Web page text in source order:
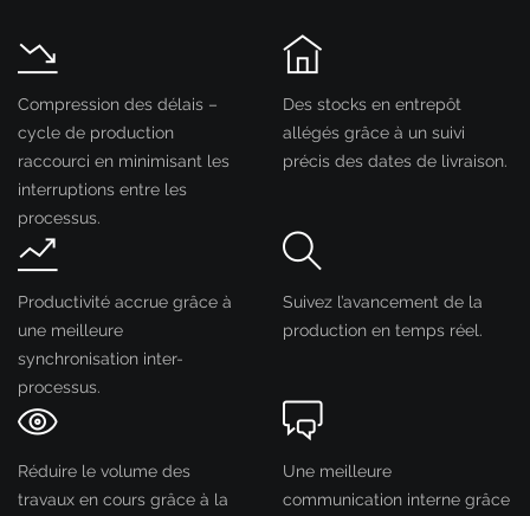
Compression des délais –
cycle de production
raccourci en minimisant les
interruptions entre les
processus.
Des stocks en entrepôt
allégés grâce à un suivi
précis des dates de livraison.
Productivité accrue grâce à
une meilleure
synchronisation inter-
processus.
Suivez l’avancement de la
production en temps réel.
Réduire le volume des
travaux en cours grâce à la
Une meilleure
communication interne grâce